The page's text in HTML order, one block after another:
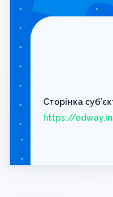
Сторінка
https://